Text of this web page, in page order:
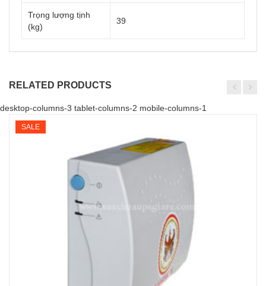
Trọng lượng tịnh
(kg)
39
RELATED PRODUCTS
desktop-columns-3 tablet-columns-2 mobile-columns-1
SALE